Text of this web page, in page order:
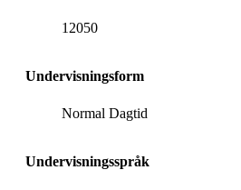
12050
Undervisningsform
Normal Dagtid
Undervisningsspråk